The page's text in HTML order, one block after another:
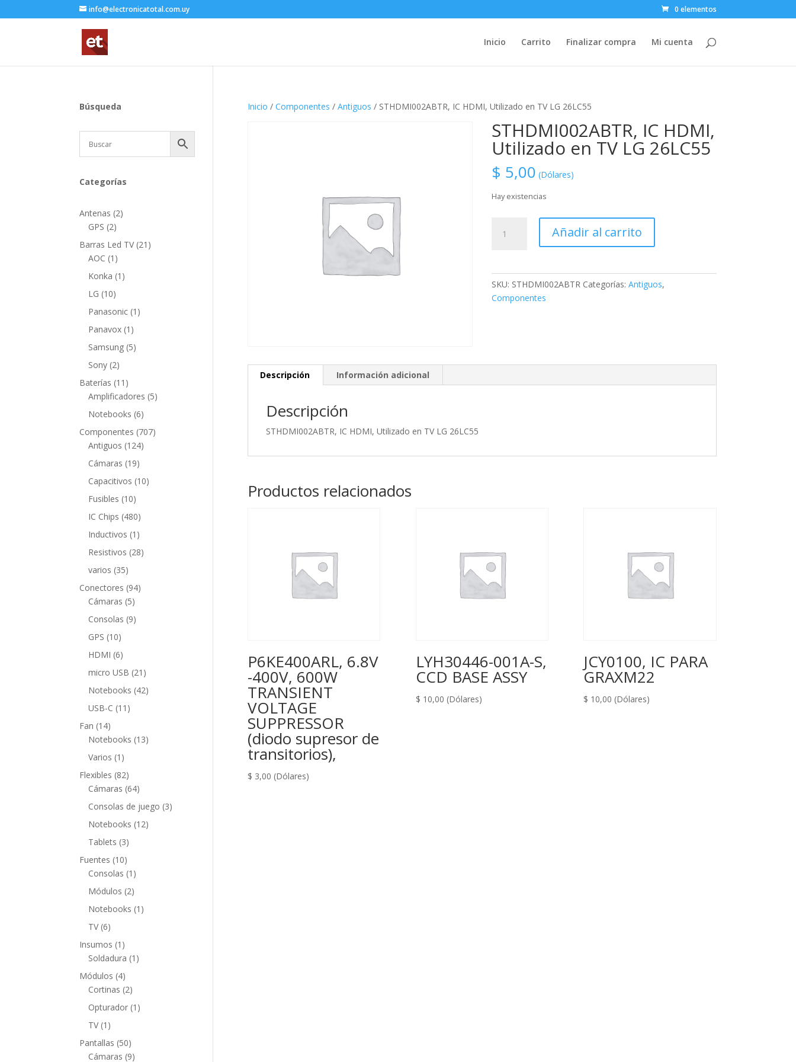
info@electronicatotal.com.uy 0 elementos
Inicio Carrito Finalizar compra Mi cuenta
Inicio / Componentes / Antiguos / STHDMI002ABTR, IC HDMI, Utilizado en TV LG 26LC55
STHDMI002ABTR, IC HDMI,
Utilizado en TV LG 26LC55
$ 5,00 (Dólares)
Hay existencias
Añadir al carrito
SKU: STHDMI002ABTR Categorías: Antiguos,
Componentes
Descripción Información adicional
Descripción
STHDMI002ABTR, IC HDMI, Utilizado en TV LG 26LC55
Productos relacionados
P6KE400ARL, 6.8V
-400V, 600W
TRANSIENT
VOLTAGE
SUPPRESSOR
(diodo supresor de
transitorios),
$ 3,00 (Dólares)
LYH30446-001A-S,
CCD BASE ASSY
$ 10,00 (Dólares)
JCY0100, IC PARA
GRAXM22
$ 10,00 (Dólares)
Búsqueda
Categorías
Antenas 22
GPS 22
productos
Barras Led TV 21 21
AOC 1 1
producto
Konka 1 1
LG 1010
productos
Panasonic 1 1
Panavox 1 1
producto
Samsung 55
Sony 22
productos
Baterías 11 11
productos
Amplificadores 55
Notebooks 66
productos
Componentes 707707
Antiguos 124124
Cámaras 1919
productos
Capacitivos 1010
Fusibles 1010
productos
IC Chips 480480
productos
Inductivos 1 1
producto
Resistivos 2828
varios 3535
productos
Conectores 9494
Cámaras 55
productos
Consolas 99
GPS 1010
productos
HDMI 66
productos
micro USB 21 21
productos
Notebooks 4242
USB-C 11 11
Fan 1414
productos
Notebooks 1313
Varios 1 1
producto
Flexibles 8282
productos
Cámaras 6464
productos
Consolas de juego 33
Notebooks 1212
Tablets 33
productos
Fuentes 1010
productos
Consolas 1 1
producto
Módulos 22
productos
Notebooks 1 1
TV 66
productos
Insumos 1 1
producto
Soldadura 1 1
Módulos 44
productos
Cortinas 22
productos
Opturador 1 1
TV 1 1
producto
Pantallas 5050
productos
Cámaras 99